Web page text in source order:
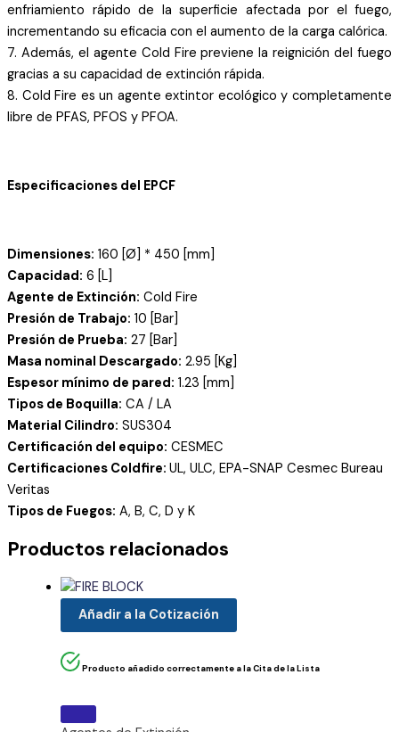
enfriamiento rápido de la superficie afectada por el fuego,
incrementando su eficacia con el aumento de la carga calórica.
7. Además, el agente Cold Fire previene la reignición del fuego
gracias a su capacidad de extinción rápida.
8. Cold Fire es un agente extintor ecológico y completamente
libre de PFAS, PFOS y PFOA.
Especificaciones del EPCF
Dimensiones: 160 [Ø] * 450 [mm]
Capacidad: 6 [L]
Agente de Extinción: Cold Fire
Presión de Trabajo: 10 [Bar]
Presión de Prueba: 27 [Bar]
Masa nominal Descargado: 2.95 [Kg]
Espesor mínimo de pared: 1.23 [mm]
Tipos de Boquilla: CA / LA
Material Cilindro: SUS304
Certificación del equipo: CESMEC
Certificaciones Coldfire: UL, ULC, EPA-SNAP Cesmec Bureau
Veritas
Tipos de Fuegos: A, B, C, D y K
Productos relacionados
Añadir a la Cotización
Producto añadido correctamente a la Cita de la Lista